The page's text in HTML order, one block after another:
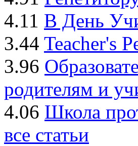
4.11 В День
3.44 Teacher's
3.96
родителям и
4.06 Школа
все статьи